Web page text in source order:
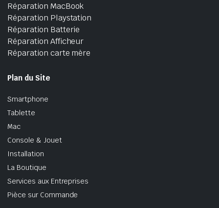
Réparation MacBook
Réparation Playstation
Réparation Batterie
Réparation Afficheur
Réparation carte mère
Plan du Site
Smartphone
Tablette
Mac
Console & Jouet
Installation
La Boutique
Services aux Entreprises
Pièce sur Commande